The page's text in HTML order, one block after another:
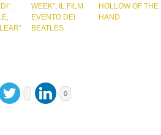
WEEK”, IL FILM
EVENTO DEI
BEATLES
HOLLOW OF THE
HAND
0